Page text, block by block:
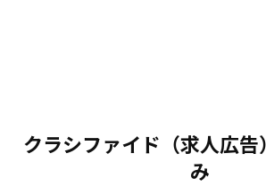
クラシファイド（求人広
み